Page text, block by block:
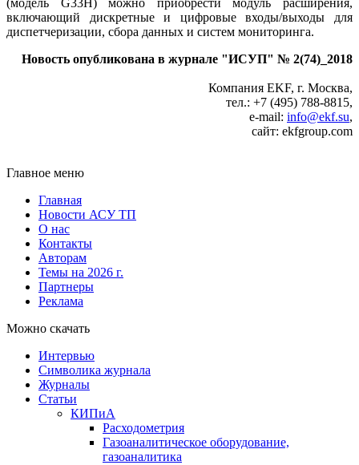
(модель G33H) можно приобрести модуль расширения,
включающий дискретные и цифровые входы/выходы для
диспетчеризации, сбора данных и систем мониторинга.
Новость опубликована в журнале "ИСУП" № 2(74)_2018
Компания EKF, г. Москва,
тел.: +7 (495) 788-8815,
e‑mail: info@ekf.su,
сайт: ekfgroup.com
Главное меню
Главная
Новости АСУ ТП
О нас
Контакты
Авторам
Темы на 2026 г.
Партнеры
Реклама
Можно скачать
Интервью
Символика журнала
Журналы
Статьи
КИПиА
Расходометрия
Газоаналитическое оборудование,
газоаналитика